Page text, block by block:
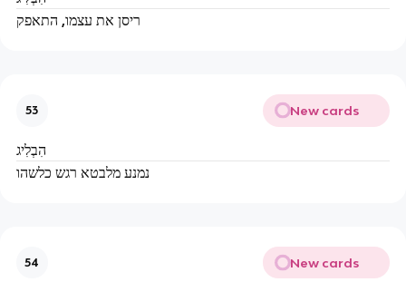
ריסן את עצמו, התאפק
53 New cards
הִבְלִיג
נמנע מלבטא רגש כלשהו
54 New cards